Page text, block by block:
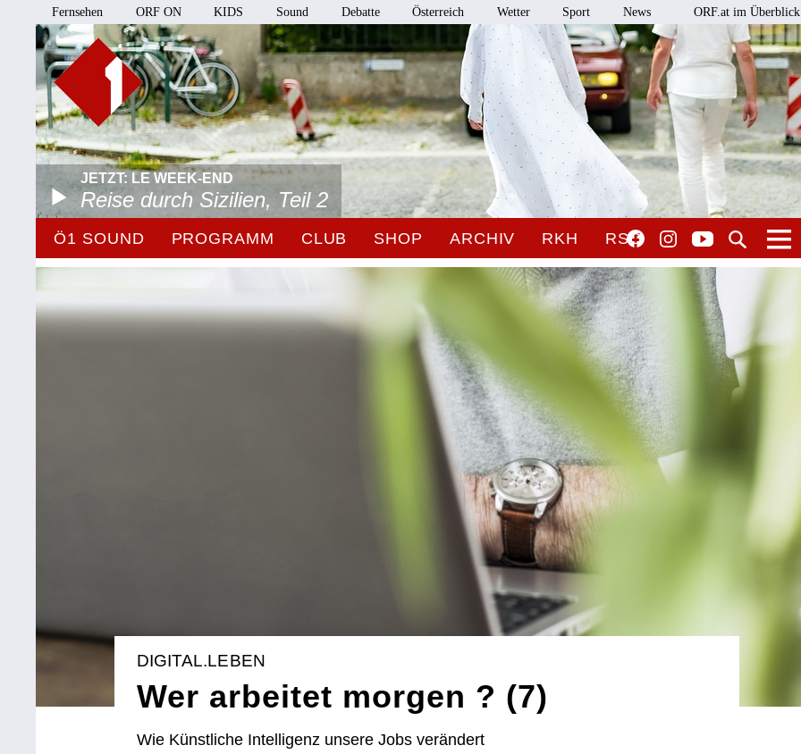
Fernsehen ORF ON KIDS Sound Debatte Österreich Wetter Sport News ORF.at im Überblick
JETZT: LE WEEK-END
Reise durch Sizilien, Teil 2
Ö1 SOUND PROGRAMM CLUB SHOP ARCHIV RKH RSO
DIGITAL.LEBEN
Wer arbeitet morgen ? (7)
Wie Künstliche Intelligenz unsere Jobs verändert